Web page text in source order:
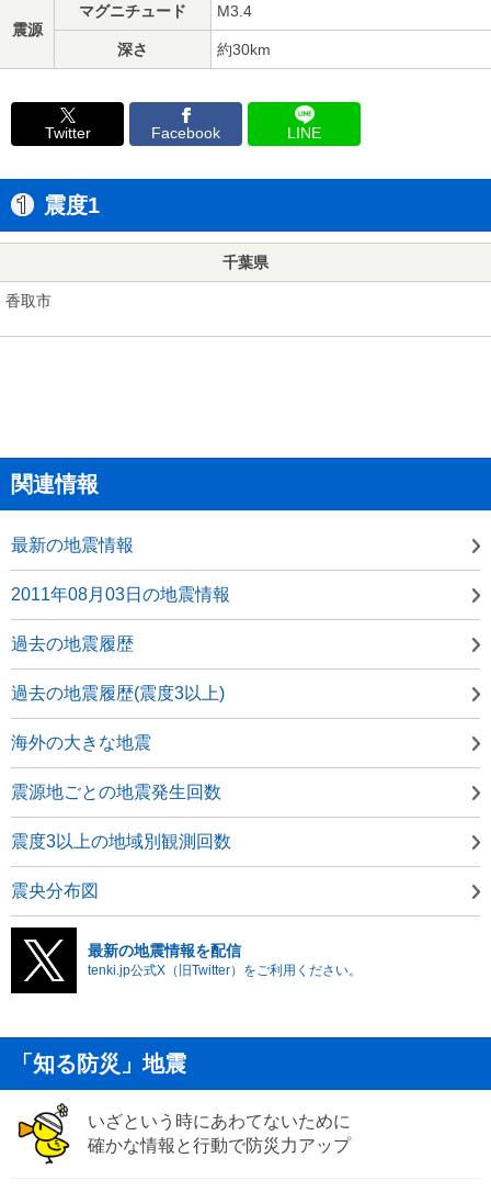
震源
マグニチュード M3.4
深さ 約30km
Twitter Facebook LINE
震度1
千葉県
香取市
関連情報
最新の地震情報
2011年08月03日の地震情報
過去の地震履歴
過去の地震履歴(震度3以上)
海外の大きな地震
震源地ごとの地震発生回数
震度3以上の地域別観測回数
震央分布図
最新の地震情報を配信
tenki.jp公式X（旧Twitter）をご利用ください。
「知る防災」地震
いざという時にあわてないために
確かな情報と行動で防災力アップ